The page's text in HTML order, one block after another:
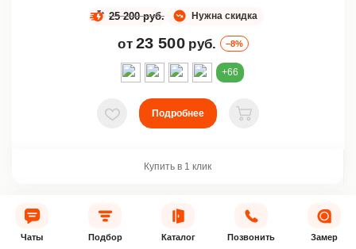
Нужна скидка
25 200 руб.
от 23 500 руб. –8%
+66
В избранное
Подробнее
В корзину
Купить в 1 клик
АКЦИЯ
Чаты Подбор Каталог Позвонить Замер